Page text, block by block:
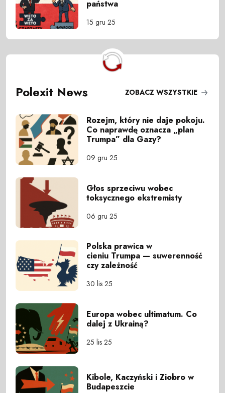
państwa
15 gru 25
Polexit News ZOBACZ WSZYSTKIE
Rozejm, który nie daje pokoju.
Co naprawdę oznacza „plan
Trumpa” dla Gazy?
09 gru 25
Głos sprzeciwu wobec
toksycznego ekstremisty
06 gru 25
Polska prawica w
cieniu Trumpa — suwerenność
czy zależność
30 lis 25
Europa wobec ultimatum. Co
dalej z Ukrainą?
25 lis 25
Kibole, Kaczyński i Ziobro w
Budapeszcie